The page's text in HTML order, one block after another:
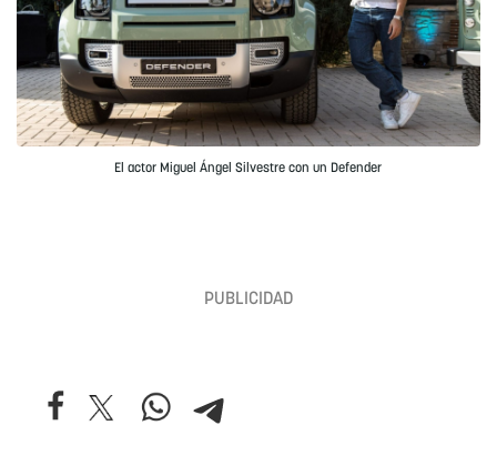
El actor Miguel Ángel Silvestre con un Defender